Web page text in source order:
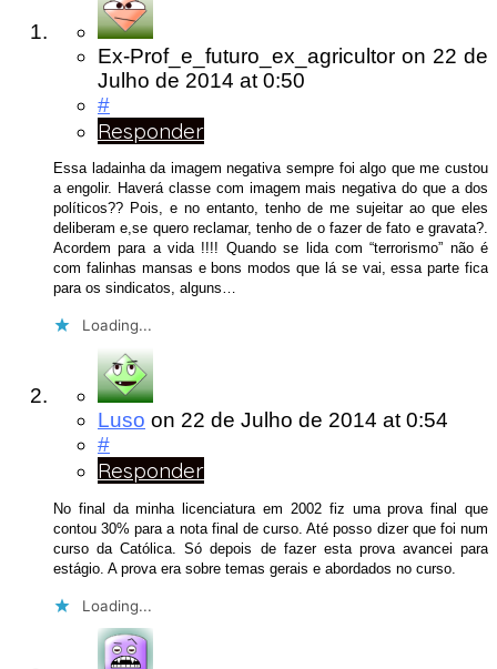
Ex-Prof_e_futuro_ex_agricultor on 22 de
Julho de 2014 at 0:50
#
Responder
Essa ladainha da imagem negativa sempre foi algo que me custou
a engolir. Haverá classe com imagem mais negativa do que a dos
políticos?? Pois, e no entanto, tenho de me sujeitar ao que eles
deliberam e,se quero reclamar, tenho de o fazer de fato e gravata?.
Acordem para a vida !!!! Quando se lida com “terrorismo” não é
com falinhas mansas e bons modos que lá se vai, essa parte fica
para os sindicatos, alguns…
Loading...
Luso on 22 de Julho de 2014 at 0:54
#
Responder
No final da minha licenciatura em 2002 fiz uma prova final que
contou 30% para a nota final de curso. Até posso dizer que foi num
curso da Católica. Só depois de fazer esta prova avancei para
estágio. A prova era sobre temas gerais e abordados no curso.
Loading...